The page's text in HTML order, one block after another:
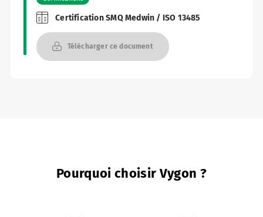
Certification SMQ Medwin / ISO 13485
Télécharger ce document
Pourquoi choisir Vygon ?